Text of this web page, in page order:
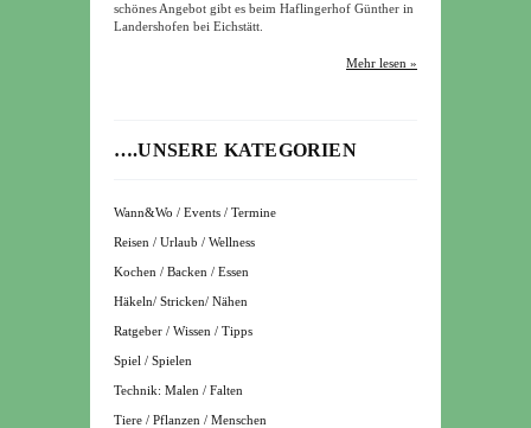
schönes Angebot gibt es beim Haflingerhof Günther in
Landershofen bei Eichstätt.
Mehr lesen »
….UNSERE KATEGORIEN
Wann&Wo / Events / Termine
Reisen / Urlaub / Wellness
Kochen / Backen / Essen
Häkeln/ Stricken/ Nähen
Ratgeber / Wissen / Tipps
Spiel / Spielen
Technik: Malen / Falten
Tiere / Pflanzen / Menschen